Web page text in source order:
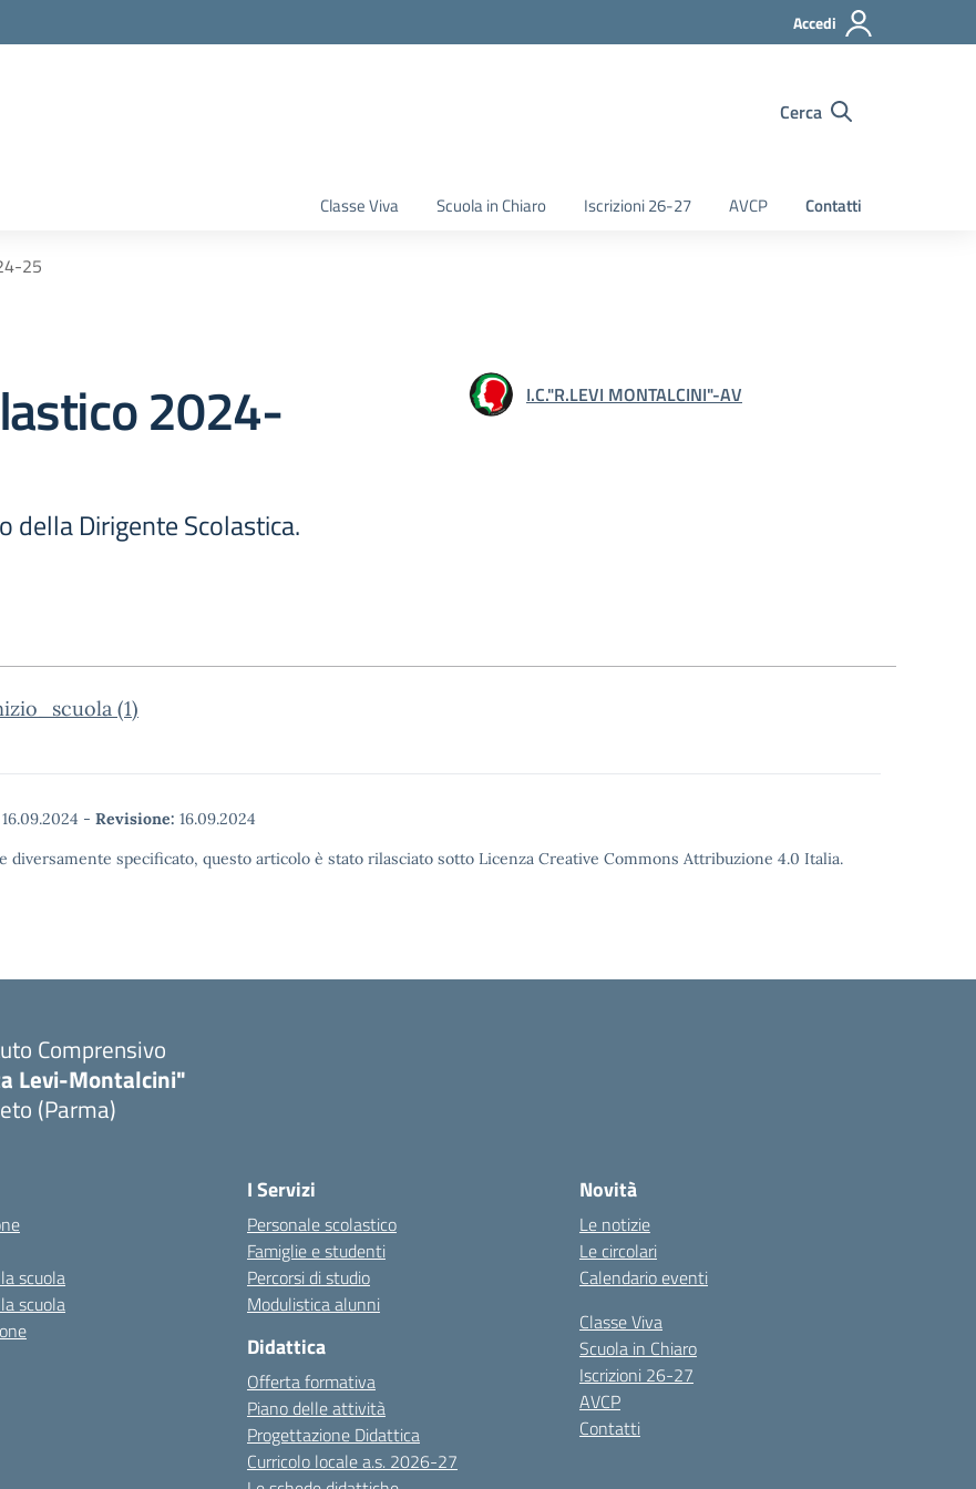
Accedi
Cerca
Classe Viva Scuola in Chiaro Iscrizioni 26-27 AVCP Contatti
25
2024-
della Dirigente Scolastica.
I.C."R.LEVI MONTALCINI"-AV
(1)
16.09.2024 - Revisione: 16.09.2024
diversamente specificato, questo articolo è stato rilasciato sotto Licenza Creative Commons Attribuzione 4.0 Italia.
Comprensivo
Levi-Montalcini"
(Parma)
scuola
scuola
I Servizi
Personale scolastico
Famiglie e studenti
Percorsi di studio
Modulistica alunni
Didattica
Offerta formativa
Piano delle attività
Progettazione Didattica
Curricolo locale a.s. 2026-27
Novità
Le notizie
Le circolari
Calendario eventi
Classe Viva
Scuola in Chiaro
Iscrizioni 26-27
AVCP
Contatti